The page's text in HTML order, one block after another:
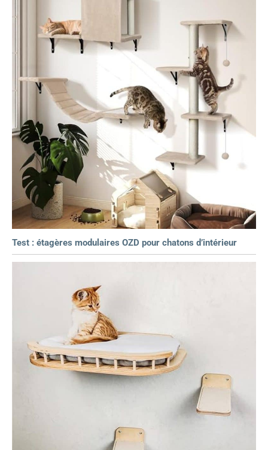
Test : étagères modulaires OZD pour chatons d’intérieur